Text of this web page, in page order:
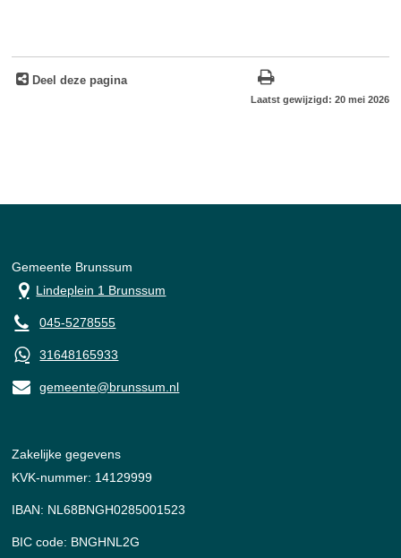
Deel deze pagina
Laatst gewijzigd: 20 mei 2026
Gemeente Brunssum
Lindeplein 1 Brunssum
045-5278555
31648165933
gemeente@brunssum.nl
Zakelijke gegevens
KVK-nummer: 14129999
IBAN: NL68BNGH0285001523
BIC code: BNGHNL2G